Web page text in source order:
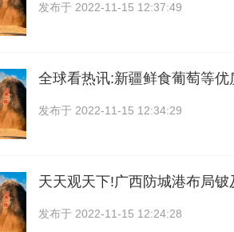
发布于 2022-11-15 12:37:49
全球看热讯:新疆鲜食葡萄等优
发布于 2022-11-15 12:34:29
天天观天下!广西防城港布局铍
发布于 2022-11-15 12:24:28